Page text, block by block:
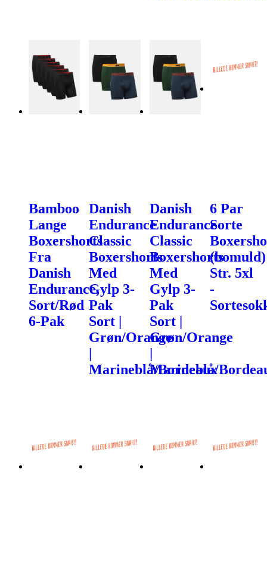
Bamboo
Lange
Boxershorts
Fra
Danish
Endurance,
Sort/Rød
6-Pak
Danish
Endurance
Classic
Boxershorts
Med
Gylp 3-
Pak
Sort |
Grøn/Orange
Marineblå/Bordeaux
Danish
Endurance
Classic
Boxershorts
Med
Gylp 3-
Pak
Sort |
Grøn/Orange
Marineblå/
6 Par
Sorte
(bomuld)
Str. 5xl
-